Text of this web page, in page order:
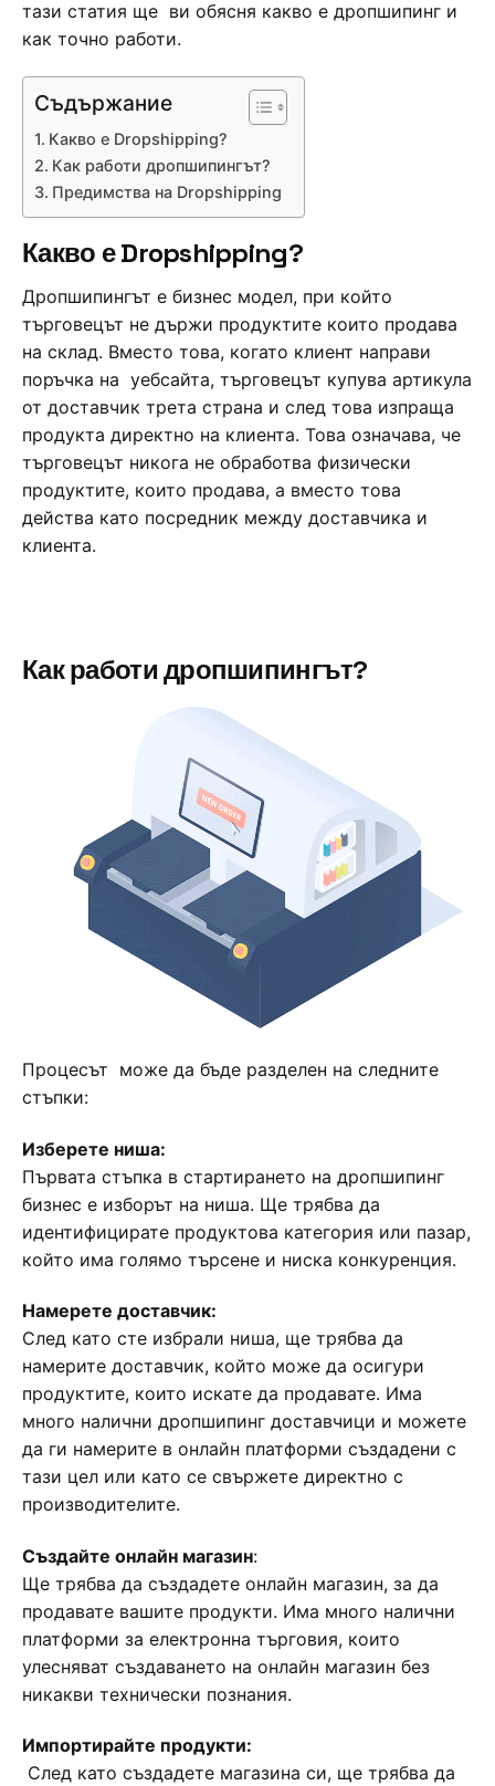
тази статия ще ви обясня какво е дропшипинг и
как точно работи.
Съдържание
Какво е Dropshipping?
Как работи дропшипингът?
Предимства на Dropshipping
Какво е Dropshipping?
Дропшипингът е бизнес модел, при който
търговецът не държи продуктите които продава
на склад. Вместо това, когато клиент направи
поръчка на уебсайта, търговецът купува артикула
от доставчик трета страна и след това изпраща
продукта директно на клиента. Това означава, че
търговецът никога не обработва физически
продуктите, които продава, а вместо това
действа като посредник между доставчика и
клиента.
Как работи дропшипингът?
Процесът може да бъде разделен на следните
стъпки:
Изберете ниша:
Първата стъпка в стартирането на дропшипинг
бизнес е изборът на ниша. Ще трябва да
идентифицирате продуктова категория или пазар,
който има голямо търсене и ниска конкуренция.
Намерете доставчик:
След като сте избрали ниша, ще трябва да
намерите доставчик, който може да осигури
продуктите, които искате да продавате. Има
много налични дропшипинг доставчици и можете
да ги намерите в онлайн платформи създадени с
тази цел или като се свържете директно с
производителите.
Създайте онлайн магазин:
Ще трябва да създадете онлайн магазин, за да
продавате вашите продукти. Има много налични
платформи за електронна търговия, които
улесняват създаването на онлайн магазин без
никакви технически познания.
Импортирайте продукти:
След като създадете магазина си, ще трябва да